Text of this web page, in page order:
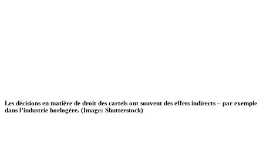
Les décisions en matière de droit des cartels ont souvent des effets indirects – par exemple
dans l’industrie horlogère. (Image: Shutterstock)